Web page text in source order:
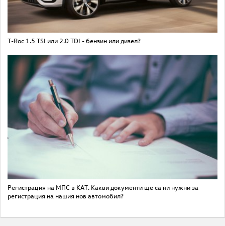
T-Roc 1.5 TSI или 2.0 TDI - бензин или дизел?
Регистрация на МПС в КАТ. Какви документи ще са ни нужни за
регистрация на нашия нов автомобил?